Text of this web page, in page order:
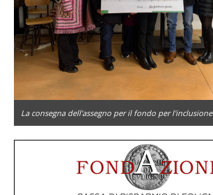
La consegna dell'assegno per il fondo per l'inclusione